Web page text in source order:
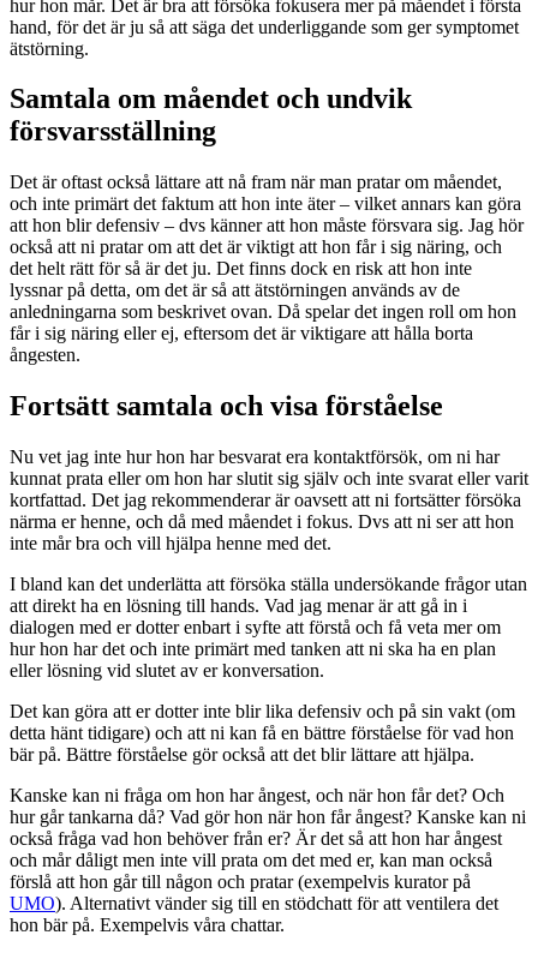
hur hon mår. Det är bra att försöka fokusera mer på måendet i första
hand, för det är ju så att säga det underliggande som ger symptomet
ätstörning.
Samtala om måendet och undvik
försvarsställning
Det är oftast också lättare att nå fram när man pratar om måendet,
och inte primärt det faktum att hon inte äter – vilket annars kan göra
att hon blir defensiv – dvs känner att hon måste försvara sig. Jag hör
också att ni pratar om att det är viktigt att hon får i sig näring, och
det helt rätt för så är det ju. Det finns dock en risk att hon inte
lyssnar på detta, om det är så att ätstörningen används av de
anledningarna som beskrivet ovan. Då spelar det ingen roll om hon
får i sig näring eller ej, eftersom det är viktigare att hålla borta
ångesten.
Fortsätt samtala och visa förståelse
Nu vet jag inte hur hon har besvarat era kontaktförsök, om ni har
kunnat prata eller om hon har slutit sig själv och inte svarat eller varit
kortfattad. Det jag rekommenderar är oavsett att ni fortsätter försöka
närma er henne, och då med måendet i fokus. Dvs att ni ser att hon
inte mår bra och vill hjälpa henne med det.
I bland kan det underlätta att försöka ställa undersökande frågor utan
att direkt ha en lösning till hands. Vad jag menar är att gå in i
dialogen med er dotter enbart i syfte att förstå och få veta mer om
hur hon har det och inte primärt med tanken att ni ska ha en plan
eller lösning vid slutet av er konversation.
Det kan göra att er dotter inte blir lika defensiv och på sin vakt (om
detta hänt tidigare) och att ni kan få en bättre förståelse för vad hon
bär på. Bättre förståelse gör också att det blir lättare att hjälpa.
Kanske kan ni fråga om hon har ångest, och när hon får det? Och
hur går tankarna då? Vad gör hon när hon får ångest? Kanske kan ni
också fråga vad hon behöver från er? Är det så att hon har ångest
och mår dåligt men inte vill prata om det med er, kan man också
förslå att hon går till någon och pratar (exempelvis kurator på
UMO). Alternativt vänder sig till en stödchatt för att ventilera det
hon bär på. Exempelvis våra chattar.